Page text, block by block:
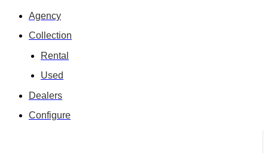
Agency
Collection
Rental
Used
Dealers
Configure